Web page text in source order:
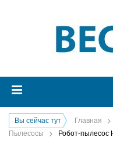
Вы сейчас тут Главная
Пылесосы
Робот-пылесос